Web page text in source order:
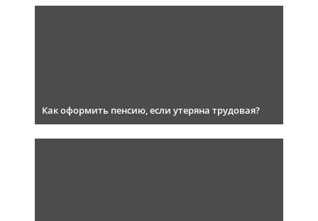
Как оформить пенсию, если утеряна трудовая?